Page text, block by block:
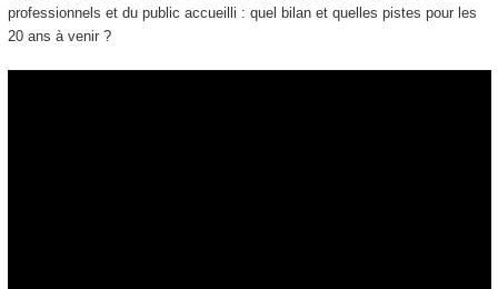
professionnels et du public accueilli : quel bilan et quelles pistes pour les
20 ans à venir ?